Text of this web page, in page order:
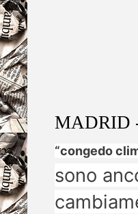
MADRID
“congedo
sono